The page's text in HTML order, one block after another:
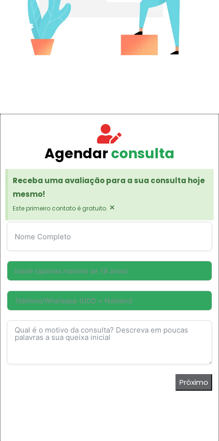
Agendarconsulta
Receba uma avaliação para a sua consulta hoje
mesmo!
Este primeiro contato é gratuito. ×
Próximo